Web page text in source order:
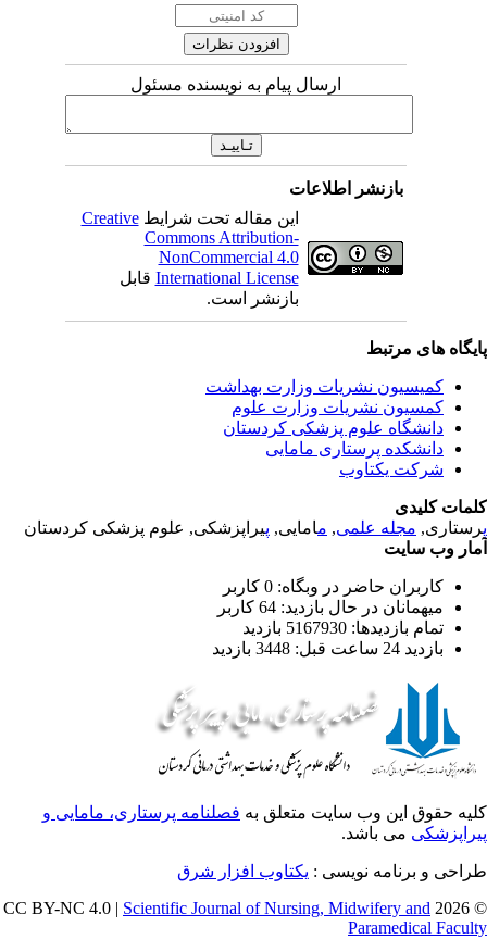
ارسال پیام به نویسنده مسئول
بازنشر اطلاعات
این مقاله تحت شرایطCreative
Commons Attribution-
NonCommercial 4.0
International Licenseقابل
بازنشر است.
های مرتبط
کمیسیون نشریات وزارت بهداشت
کمسیون نشریات وزارت علوم
دانشگاه علوم پزشکی کردستان
دانشکده پرستاری مامایی
شرکت یکتاوب
کلیدی
مجله علمی, م امایی, پیراپزشکی, علوم پزشکی کردستان
وب سایت
کاربران حاضر در وبگاه: 0 کاربر
میهمانان در حال بازدید: 64 کاربر
تمام بازدید‌ها: 5167930 بازدید
بازدید 24 ساعت قبل: 3448 بازدید
حقوق این وب سایت متعلق بهفصلنامه پرستاری، مامایی و
می باشد.
و برنامه نویسی : یکتاوب افزار شرق
©
Scientific Journal of Nursing, Midwifery and
Paramedical